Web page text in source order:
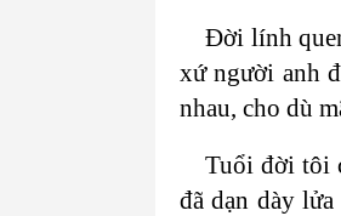
Đời lính
xứ người anh
nhau, cho dù
Tuổi đời tôi
đã dạn dày